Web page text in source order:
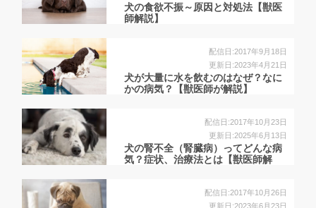
犬の食欲不振～原因と対処法【獣医
師解説】
配信日:2017年9月18日
更新日:2023年4月21日
犬が大量に水を飲むのはなぜ？なに
かの病気？【獣医師が解説】
配信日:2017年10月23日
更新日:2025年6月13日
犬の腎不全（腎臓病）ってどんな病
気？症状、治療法とは【獣医師解
配信日:2017年10月26日
更新日:2023年6月23日